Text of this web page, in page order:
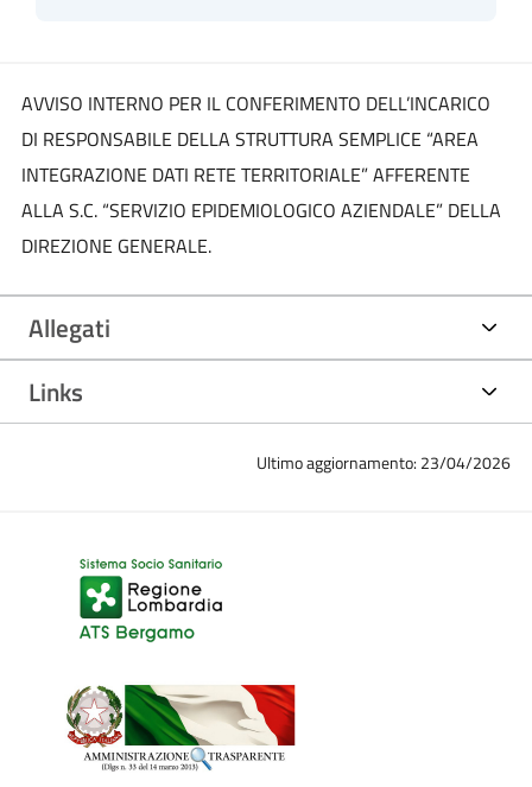
AVVISO INTERNO PER IL CONFERIMENTO DELL’INCARICO
DI RESPONSABILE DELLA STRUTTURA SEMPLICE “AREA
INTEGRAZIONE DATI RETE TERRITORIALE” AFFERENTE
ALLA S.C. “SERVIZIO EPIDEMIOLOGICO AZIENDALE” DELLA
DIREZIONE GENERALE.
Allegati
Links
Ultimo aggiornamento: 23/04/2026